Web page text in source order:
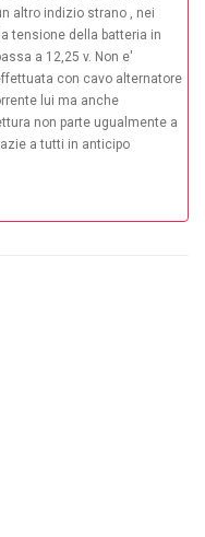
altro indizio strano , nei
tensione della batteria in
a 12,25 v. Non e'
con cavo alternatore
lui ma anche
non parte ugualmente a
a tutti in anticipo